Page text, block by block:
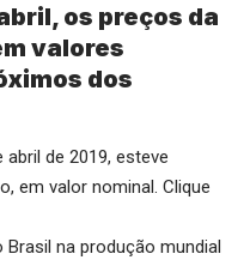
os preços da
valores
dos
de 2019, esteve
em valor nominal. Clique
na produção mundial